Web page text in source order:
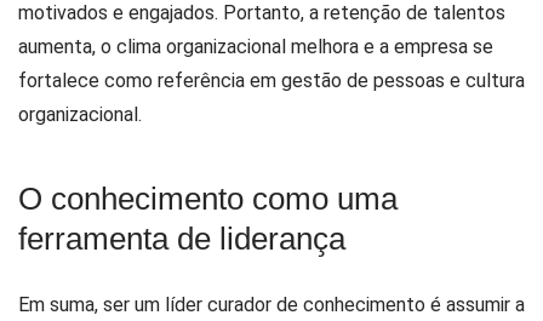
motivados e engajados. Portanto, a retenção de talentos
aumenta, o clima organizacional melhora e a empresa se
fortalece como referência em gestão de pessoas e cultura
organizacional.
O conhecimento como uma
ferramenta de liderança
Em suma, ser um líder curador de conhecimento é assumir a